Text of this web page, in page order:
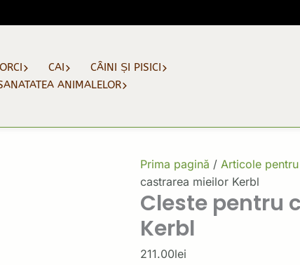
CAI
CÂINI ȘI PISICI
ANIMALELOR
Prima pagină / Articole
castrarea mieilor Kerbl
Cleste pentru
Kerbl
211.00lei
Cleste
castrarea